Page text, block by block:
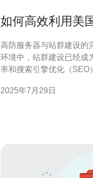
如何高效利用美
高防服务器与站群建设的
环境中，站群建设已经成
率和搜索引擎优化（SEO
务器以其出色的抗攻击能
2025年7月29日